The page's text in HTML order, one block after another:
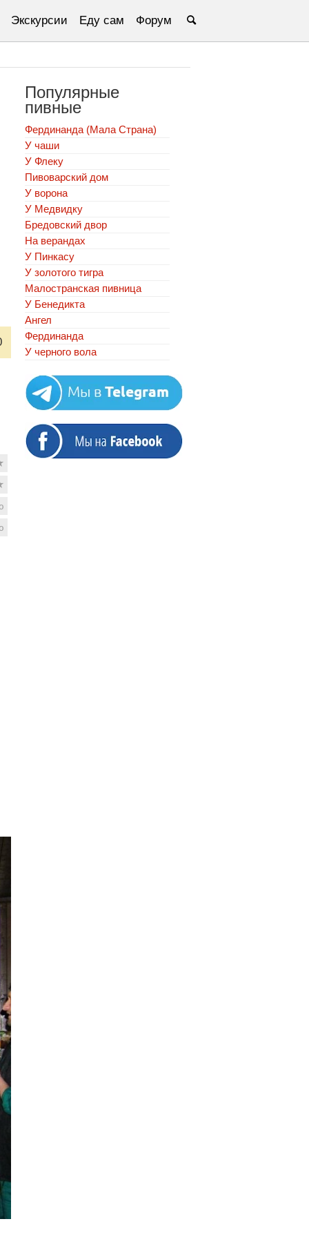
Экскурсии Еду сам Форум
Популярные
пивные
Фердинанда (Мала Страна)
У чаши
У Флеку
Пивоварский дом
У ворона
У Медвидку
Бредовский двор
На верандах
У Пинкасу
У золотого тигра
Малостранская пивница
У Бенедикта
Ангел
Фердинанда
У черного вола